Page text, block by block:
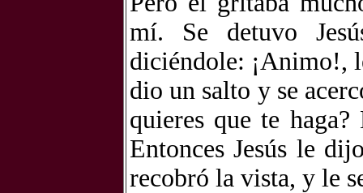
mí. Se detuvo
diciéndole: ¡Animo!,
dio un salto y se
quieres que te
Entonces Jesús le
recobró la vista, y le